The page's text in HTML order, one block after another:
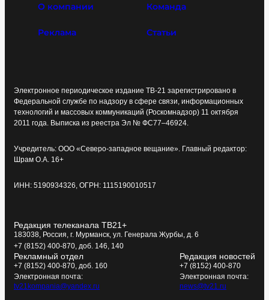
О компании Команда
Реклама Статьи
Электронное периодическое издание ТВ-21 зарегистрировано в
Федеральной службе по надзору в сфере связи, информационных
технологий и массовых коммуникаций (Роскомнадзор) 11 октября
2011 года. Выписка из реестра Эл № ФС77–46924.
Учредитель: ООО «Северо-западное вещание». Главный редактор:
Шрам О.А. 16+
ИНН: 5190934326, ОГРН: 1115190010517
Редакция телеканала ТВ21+
183038, Россия, г. Мурманск, ул. Генерала Журбы, д. 6
+7 (8152) 400-870, доб. 146, 140
Рекламный отдел
+7 (8152) 400-870, доб. 160
Электронная почта:
tv21kompania@yandex.ru
Редакция новостей
+7 (8152) 400-870
Электронная почта:
news@tv21.ru